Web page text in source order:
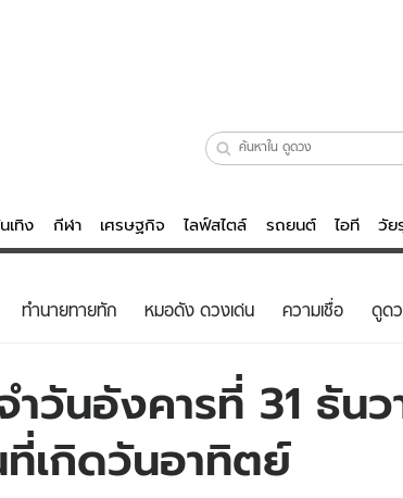
เทิง กีฬา เศรษฐกิจ ไลฟ์สไตล์ รถยนต์ ไอที วัย
ง - ตรวจหวย
วยไทย
าว
ไลฟ์สไตล์
ผู้ชาย
วัยรุ่น
ไอที
รถยนต์
ทํานายทายทัก หมอดัง ดวงเด่น ความเชื่อ ดูด
วันอังคารที่ 31 ธัน
เกิดวันอาทิตย์